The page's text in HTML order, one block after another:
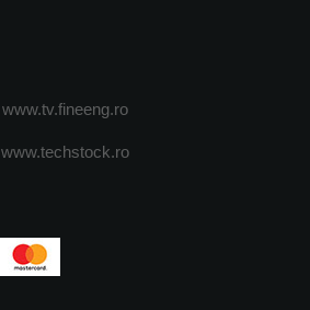
www.tv.fineeng.ro
www.techstock.ro